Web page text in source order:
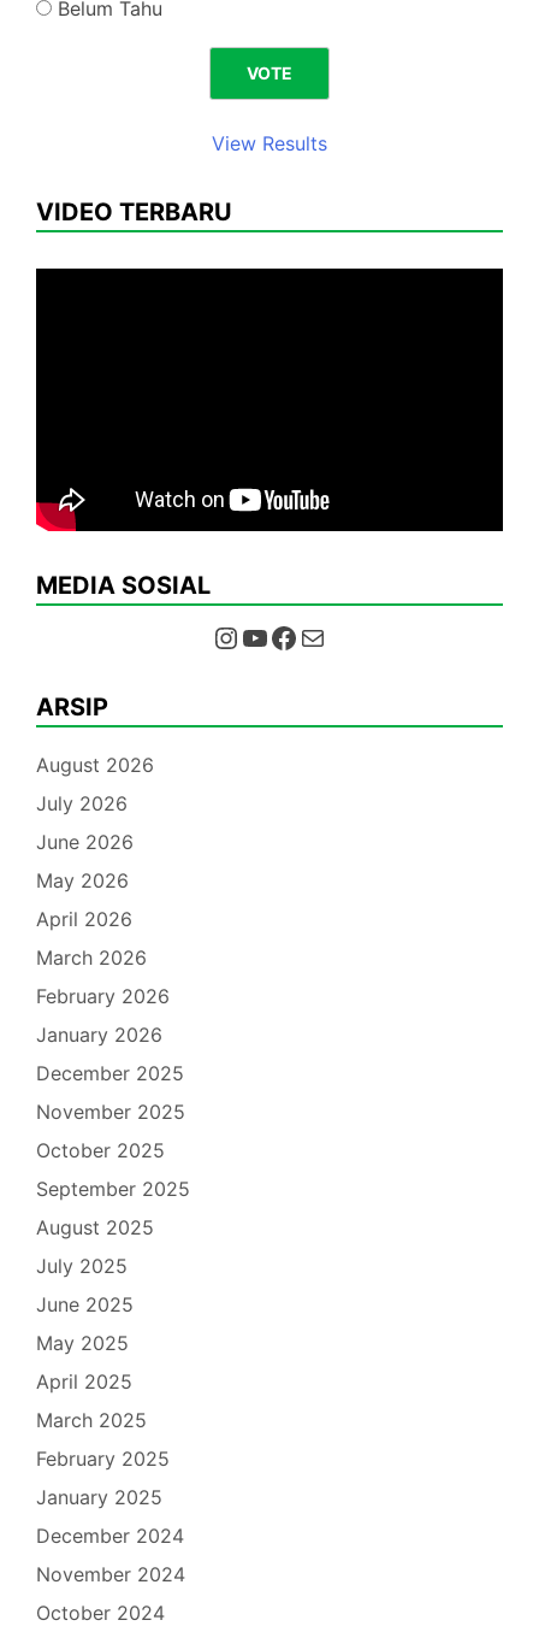
Belum Tahu
View Results
VIDEO TERBARU
MEDIA SOSIAL
Instagram YouTube Facebook Mail
ARSIP
August 2026
July 2026
June 2026
May 2026
April 2026
March 2026
February 2026
January 2026
December 2025
November 2025
October 2025
September 2025
August 2025
July 2025
June 2025
May 2025
April 2025
March 2025
February 2025
January 2025
December 2024
November 2024
October 2024